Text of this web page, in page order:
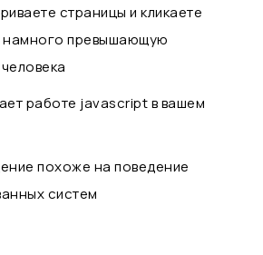
страницы и кликаете
превышающую
работе javascript в вашем
похоже на поведение
систем